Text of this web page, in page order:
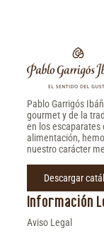
Pablo Garrigós
gourmet y de la
en los escaparates
alimentación,
nuestro carácter
Descargar
Información
Aviso Legal